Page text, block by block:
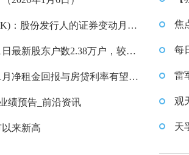
：股份发行人的证券变动月报
最新股东户数2.38万户，较上
净租金回报与房贷利率有望拉
绩预告_前沿资讯
来新高
变
焦
每
雷
观
天